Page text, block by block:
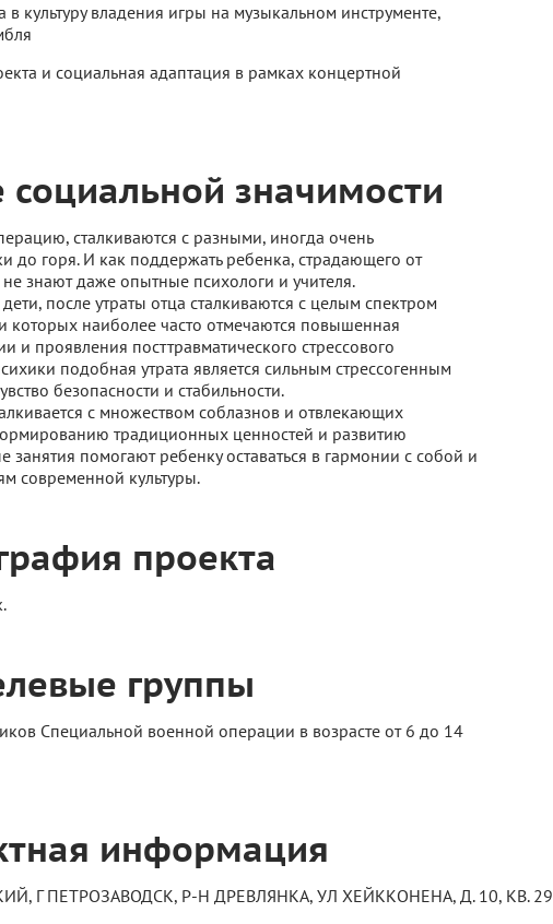
в культуру владения игры на музыкальном инструменте,
и социальная адаптация в рамках концертной
значимости
сталкиваются с разными, иногда очень
до горя. И как поддержать ребенка, страдающего от
знают даже опытные психологи и учителя.
после утраты отца сталкиваются с целым спектром
которых наиболее часто отмечаются повышенная
и проявления посттравматического стрессового
подобная утрата является сильным стрессогенным
безопасности и стабильности.
с множеством соблазнов и отвлекающих
традиционных ценностей и развитию
помогают ребенку оставаться в гармонии с собой и
современной культуры.
проекта
группы
Специальной военной операции в возрасте от 6 до 14
информация
Г ПЕТРОЗАВОДСК, Р-Н ДРЕВЛЯНКА, УЛ ХЕЙККОНЕНА, Д. 10, КВ. 29